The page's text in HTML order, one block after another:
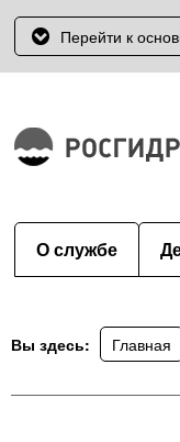
Перейти к
О службе
Вы здесь: Главная